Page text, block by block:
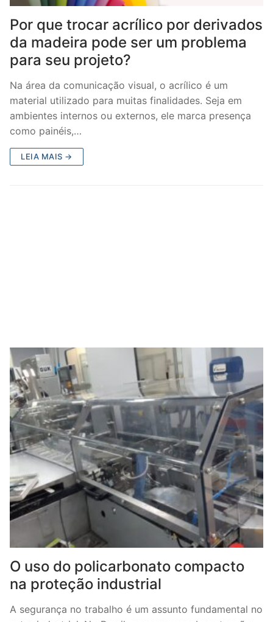
Por que trocar acrílico por derivados
da madeira pode ser um problema
para seu projeto?
Na área da comunicação visual, o acrílico é um
material utilizado para muitas finalidades. Seja em
ambientes internos ou externos, ele marca presença
como painéis,…
LEIA MAIS →
O uso do policarbonato compacto
na proteção industrial
A segurança no trabalho é um assunto fundamental no